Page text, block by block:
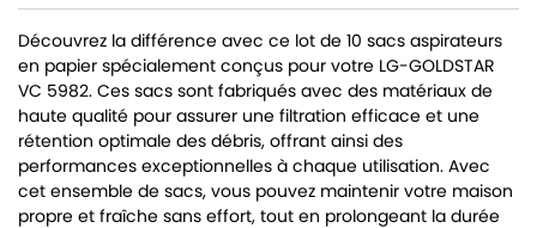
Découvrez la différence avec ce lot de 10 sacs aspirateurs
en papier spécialement conçus pour votre LG-GOLDSTAR
VC 5982. Ces sacs sont fabriqués avec des matériaux de
haute qualité pour assurer une filtration efficace et une
rétention optimale des débris, offrant ainsi des
performances exceptionnelles à chaque utilisation. Avec
cet ensemble de sacs, vous pouvez maintenir votre maison
propre et fraîche sans effort, tout en prolongeant la durée